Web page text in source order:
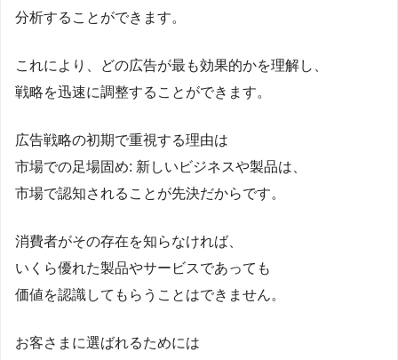
分析することができます。
これにより、どの広告が最も効果的かを理解し、
戦略を迅速に調整することができます。
広告戦略の初期で重視する理由は
市場での足場固め: 新しいビジネスや製品は、
市場で認知されることが先決だからです。
消費者がその存在を知らなければ、
いくら優れた製品やサービスであっても
価値を認識してもらうことはできません。
お客さまに選ばれるためには